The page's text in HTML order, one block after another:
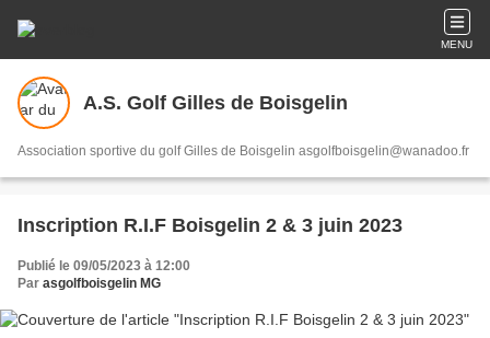
MENU
A.S. Golf Gilles de Boisgelin
Association sportive du golf Gilles de Boisgelin asgolfboisgelin@wanadoo.fr
Inscription R.I.F Boisgelin 2 & 3 juin 2023
Publié le 09/05/2023 à 12:00
Par asgolfboisgelin MG